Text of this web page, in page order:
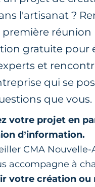
l'artisanat ?
première réunion
gratuite pour
et
qui se
que vous.
votre projet en
d’information.
CMA
accompagne à
votre création ou